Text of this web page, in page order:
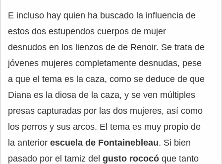
E incluso hay quien ha buscado la influencia de
estos dos estupendos cuerpos de mujer
desnudos en los lienzos de de Renoir. Se trata de
jóvenes mujeres completamente desnudas, pese
a que el tema es la caza, como se deduce de que
Diana es la diosa de la caza, y se ven múltiples
presas capturadas por las dos mujeres, así como
los perros y sus arcos. El tema es muy propio de
la anterior escuela de Fontainebleau. Si bien
pasado por el tamiz del gusto rococó que tanto